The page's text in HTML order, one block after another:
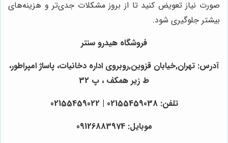
صورت نیاز تعویض کنید تا از بروز مشکلات جدی‌تر و هزینه‌های
بیشتر جلوگیری شود.
فروشگاه هیدرو سنتر
آدرس: تهران,خیابان قزوین,روبروی اداره دخانیات، پاساژ امپراطور،
ط زیر همکف ، پ 32
تلفن: 02155459038 | 02155459022
موبایل: 09126883974